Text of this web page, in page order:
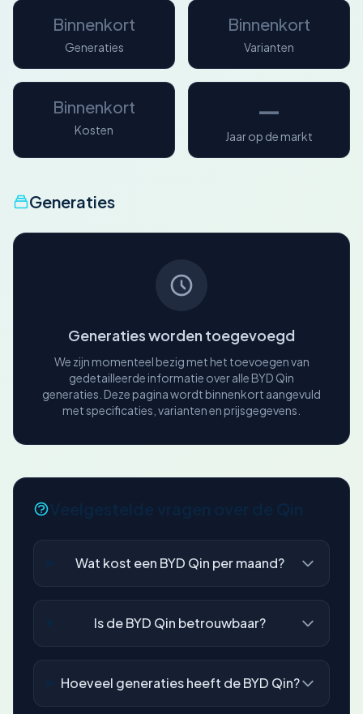
Binnenkort
Generaties
Binnenkort
Varianten
Binnenkort
Kosten
—
Jaar op de markt
Generaties
Generaties worden toegevoegd
We zijn momenteel bezig met het toevoegen van
gedetailleerde informatie over alle BYD Qin
generaties. Deze pagina wordt binnenkort aangevuld
met specificaties, varianten en prijsgegevens.
Wat kost een BYD Qin per maand?
Is de BYD Qin betrouwbaar?
Hoeveel generaties heeft de BYD Qin?